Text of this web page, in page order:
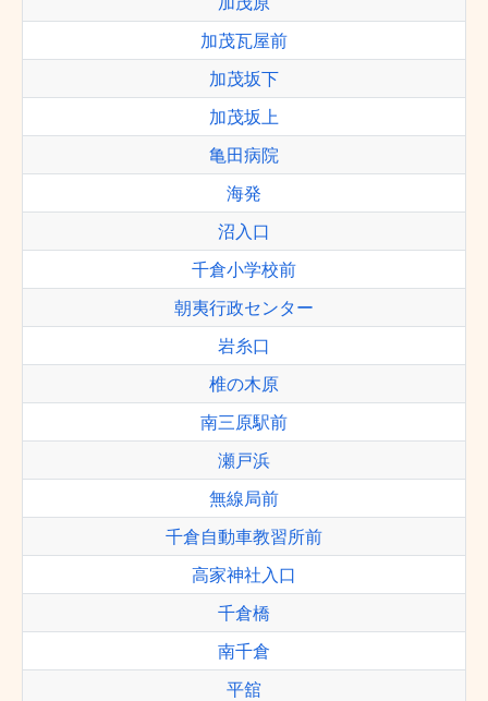
加茂瓦屋前
加茂坂下
加茂坂上
亀田病院
海発
沼入口
千倉小学校前
朝夷行政センター
岩糸口
椎の木原
南三原駅前
瀬戸浜
無線局前
千倉自動車教習所前
高家神社入口
千倉橋
南千倉
平舘